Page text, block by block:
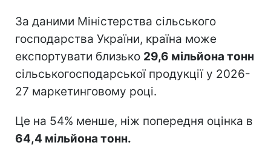
За даними Міністерства сільського
господарства України, країна може
експортувати близько 29,6 мільйона тонн
сільськогосподарської продукції у 2026-
27 маркетинговому році.
Це на 54% менше, ніж попередня оцінка в
64,4 мільйона тонн.